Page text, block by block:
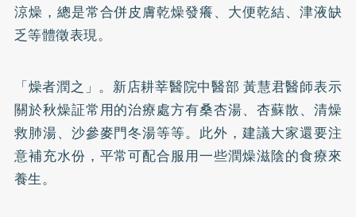
涼燥，總是常合併皮膚乾燥發癢、大便乾結、津液缺
乏等體徵表現。
「燥者潤之」。新店耕莘醫院中醫部 黃慧君醫師表示
關於秋燥証常用的治療處方有桑杏湯、杏蘇散、清燥
救肺湯、沙參麥門冬湯等等。此外，建議大家還要注
意補充水份，平常可配合服用一些潤燥滋陰的食療來
養生。